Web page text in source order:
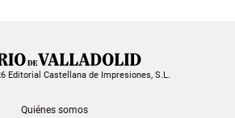
Editorial Castellana de Impresiones, S.L.
Quiénes somos